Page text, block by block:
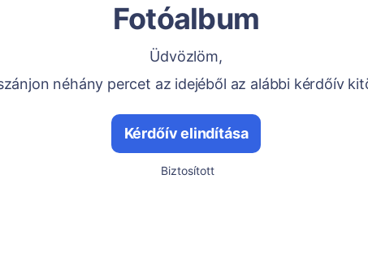
Fotóalbum
Üdvözlöm,
néhány percet az idejéből az alábbi kérdőív
Kérdőív elindítása
Biztosított